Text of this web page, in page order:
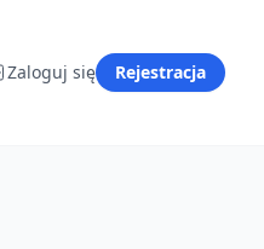
Zaloguj się Rejestracja